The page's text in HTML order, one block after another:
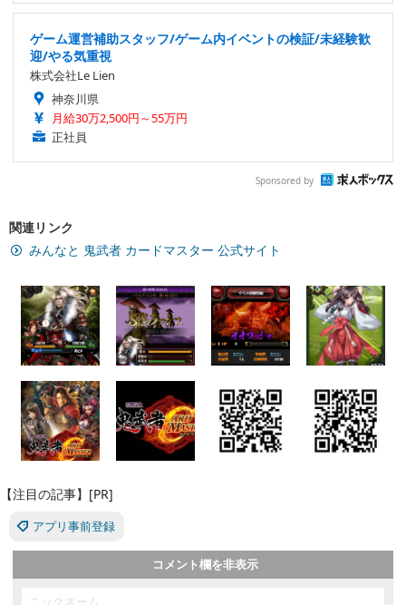
ゲーム運営補助スタッフ/ゲーム内イベントの検証/未経験歓
迎/やる気重視
株式会社Le Lien
神奈川県
月給30万2,500円～55万円
正社員
Sponsored by
関連リンク
みんなと 鬼武者 カードマスター 公式サイト
【注目の記事】[PR]
アプリ事前登録
コメント欄を非表示